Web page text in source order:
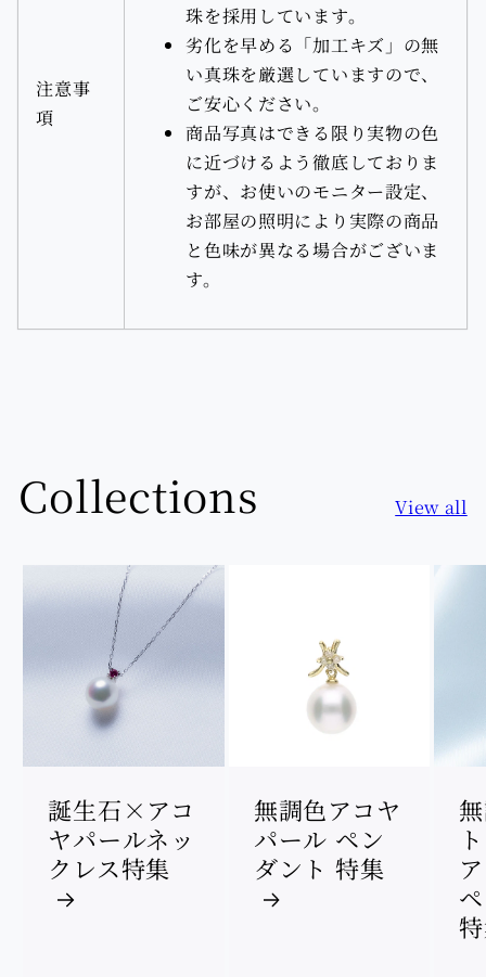
注意事
項
珠を採用しています。
劣化を早める「加工キズ」の無
い真珠を厳選していますので、
ご安心ください。
商品写真はできる限り実物の色
に近づけるよう徹底しておりま
すが、お使いのモニター設定、
お部屋の照明により実際の商品
と色味が異なる場合がございま
す。
Collections View all
誕生石×アコ
ヤパールネッ
クレス特集
無調色アコヤ
パール ペン
ダント 特集